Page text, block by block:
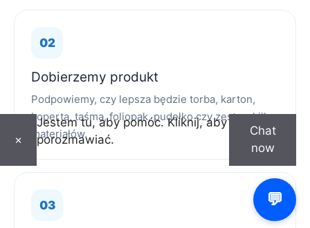
Dobierzemy produkt
Podpowiemy, czy lepsza będzie torba, karton,
koperta, taśma, foliopak, pudełko czy zestaw kilku
materiałów.
×
Jestem tu, aby pomóc. Kliknij, aby
porozmawiać.
Chat
now